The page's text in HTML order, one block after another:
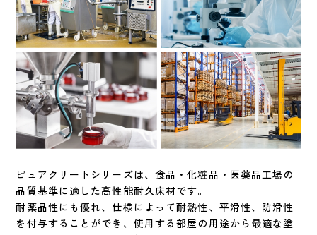
ピュアクリートシリーズは、食品・化粧品・医薬品工場の
品質基準に適した高性能耐久床材です。
耐薬品性にも優れ、仕様によって耐熱性、平滑性、防滑性
を付与することができ、使用する部屋の用途から最適な塗